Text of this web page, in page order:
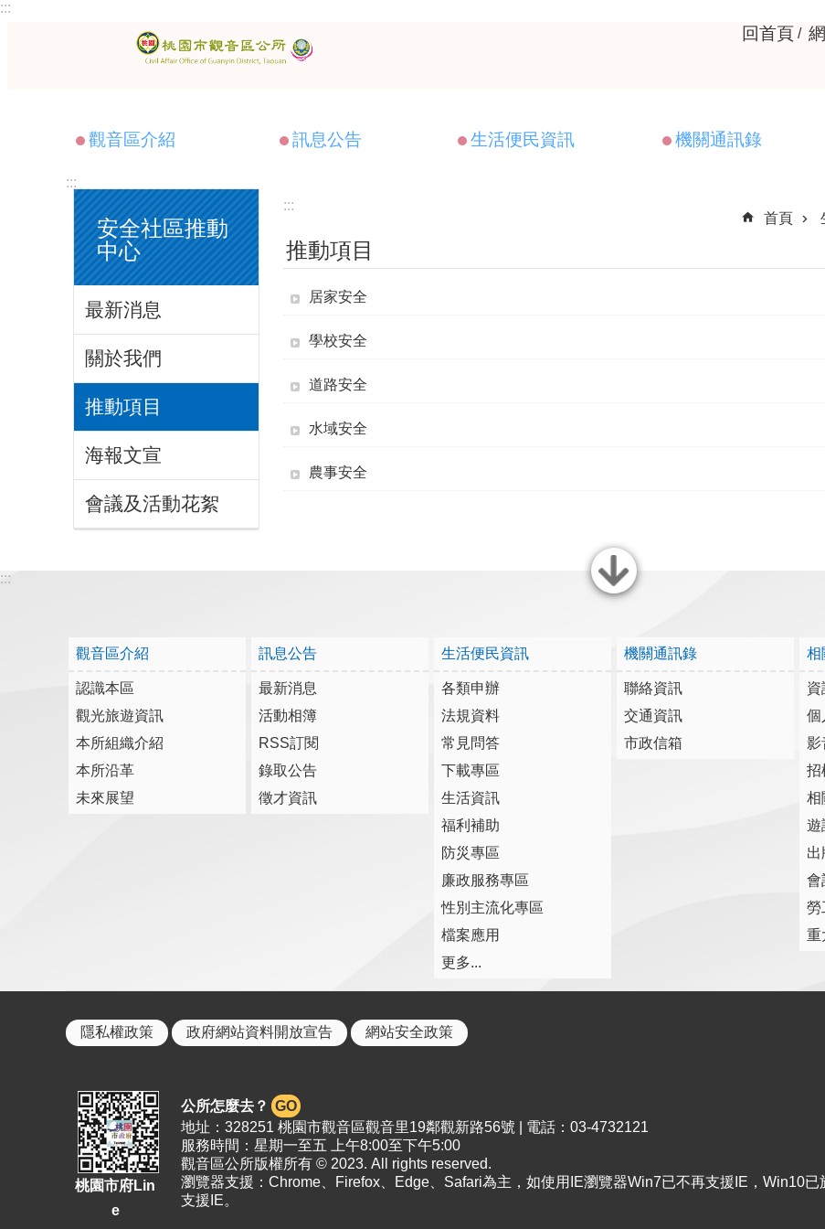
跳到主要內容區塊
:::
回首頁
觀音區介紹 訊息公告 生活便民資訊 機關通訊錄
:::
安全社區推動
中心
最新消息
關於我們
推動項目
海報文宣
會議及活動花絮
:::
首頁
推動項目
居家安全
學校安全
道路安全
水域安全
農事安全
關閉
:::
觀音區介紹
認識本區
觀光旅遊資訊
本所組織介紹
本所沿革
未來展望
訊息公告
最新消息
活動相簿
RSS訂閱
錄取公告
徵才資訊
生活便民資訊
各類申辦
法規資料
常見問答
下載專區
生活資訊
福利補助
防災專區
廉政服務專區
性別主流化專區
檔案應用
更多...
機關通訊錄
聯絡資訊
交通資訊
市政信箱
相
資
個
影
招
相
遊
出
會
勞
重
隱私權政策 政府網站資料開放宣告 網站安全政策
桃園市府Lin
e
公所怎麼去？ GO
地址：328251 桃園市觀音區觀音里19鄰觀新路56號 | 電話：03-4732121
服務時間：星期一至五 上午8:00至下午5:00
觀音區公所版權所有 © 2023. All rights reserved.
瀏覽器支援：Chrome、Firefox、Edge、Safari為主，如使用IE瀏覽器Win7已不再支援IE，Win10
支援IE。